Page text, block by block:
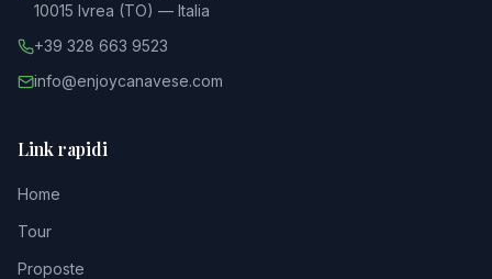
Link rapidi
Home
Tour
Proposte
10015 Ivrea (TO) — Italia
+39 328 663 9523
info@enjoycanavese.com